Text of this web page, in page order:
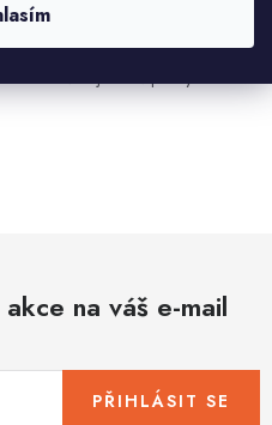
že návod je len v polsky a
na váš e-mail
PŘIHLÁSIT SE